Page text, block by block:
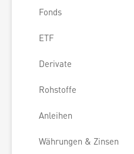
Fonds
ETF
Derivate
Rohstoffe
Anleihen
Währungen & Zinsen